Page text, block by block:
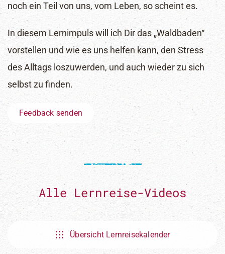
noch ein Teil von uns, vom Leben, so scheint es.
In diesem Lernimpuls will ich Dir das „Waldbaden“
vorstellen und wie es uns helfen kann, den Stress
des Alltags loszuwerden, und auch wieder zu sich
selbst zu finden.
Feedback senden
Alle Lernreise-Videos
Übersicht Lernreisekalender